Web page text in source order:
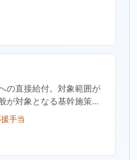
の直接給付。対象範囲が
が対象となる基幹施策…
手当